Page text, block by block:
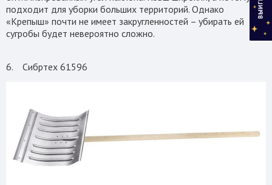
подходит для уборки больших территорий. Однако
«Крепыш» почти не имеет закругленностей – убирать ей
сугробы будет невероятно сложно.
6. Сибртех 61596